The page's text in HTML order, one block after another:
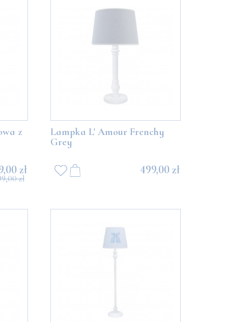
z
zł
zł
Lampka L' Amour Frenchy
Grey
499,00 zł